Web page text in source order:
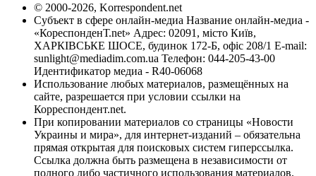
© 2000-2026, Korrespondent.net
Субъект в сфере онлайн-медиа Название онлайн-медиа -
«КореспонденТ.net» Адрес: 02091, місто Київ,
ХАРКІВСЬКЕ ШОСЕ, будинок 172-Б, офіс 208/1 E-mail:
sunlight@mediadim.com.ua Телефон: 044-205-43-00
Идентификатор медиа - R40-06068
Использование любых материалов, размещённых на
сайте, разрешается при условии ссылки на
Корреспондент.net.
При копировании материалов со страницы «Новости
Украины и мира», для интернет-изданий – обязательна
прямая открытая для поисковых систем гиперссылка.
Ссылка должна быть размещена в независимости от
полного либо частичного использования материалов.